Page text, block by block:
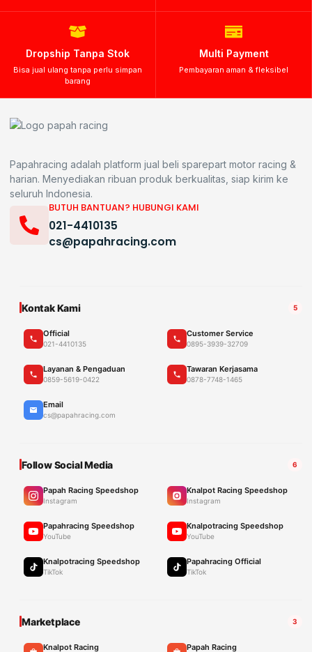
Dropship Tanpa Stok
Bisa jual ulang tanpa perlu simpan
barang
Multi Payment
Pembayaran aman & fleksibel
Papahracing adalah platform jual beli sparepart motor racing &
harian. Menyediakan ribuan produk berkualitas, siap kirim ke
seluruh Indonesia.
BUTUH BANTUAN? HUBUNGI KAMI
021-4410135
cs@papahracing.com
Kontak Kami 5
Official
021-4410135
Customer Service
0895-3939-32709
Layanan & Pengaduan
0859-5619-0422
Tawaran Kerjasama
0878-7748-1465
Email
cs@papahracing.com
Follow Social Media 6
Papah Racing Speedshop
Instagram
Knalpot Racing Speedshop
Instagram
Papahracing Speedshop
YouTube
Knalpotracing Speedshop
YouTube
Knalpotracing Speedshop
TikTok
Papahracing Official
TikTok
Marketplace 3
Knalpot Racing Papah Racing